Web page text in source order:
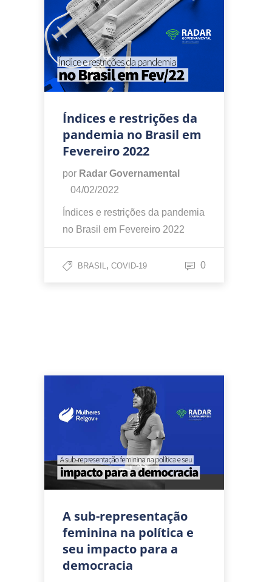
Índices e restrições da
pandemia no Brasil em
Fevereiro 2022
por Radar Governamental
04/02/2022
Índices e restrições da pandemia
no Brasil em Fevereiro 2022
BRASIL, COVID-19 0
A sub-representação
feminina na política e
seu impacto para a
democracia